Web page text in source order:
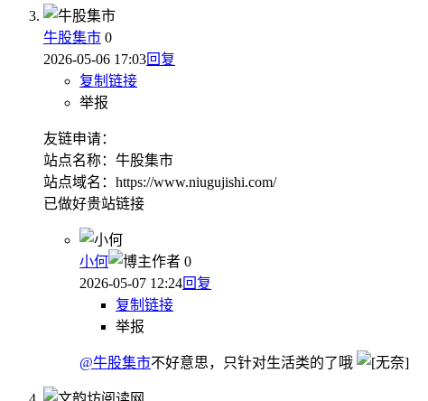
牛股集市 0
2026-05-06 17:03回复
复制链接
举报
友链申请：
站点名称：牛股集市
站点域名：https://www.niugujishi.com/
已做好贵站链接
小何 作者 0
2026-05-07 12:24回复
复制链接
举报
@牛股集市不好意思，只针对生活类的了哦